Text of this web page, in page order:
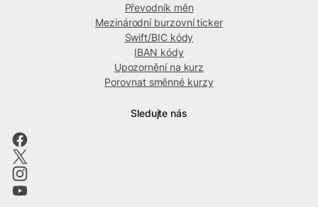
Převodník měn
Mezinárodní burzovní ticker
Swift/BIC kódy
IBAN kódy
Upozornění na kurz
Porovnat směnné kurzy
Sledujte nás